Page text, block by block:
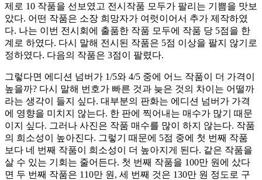
제로 10 작품을 선보였고 전시작품 모두가 팔리는 기쁨을 맛보
았다. 어떤 작품은 소장 희망자가 여럿이어서 추가 제작하였
다. 나는 이번 전시회에 출품한 작품 모두에 작품 당 5점을 한
계로 하였다. 다시 말해 전시된 작품은 5점 이상을 팔지 않기로
정하였다. 다음의 작품은 3점이 팔렸다.
그렇다면 에디션 넘버가 1/5와 4/5 중에 어느 작품이 더 가격이
높을까? 다시 말해 번호가 빠른 것과 늦은 것의 차이는 어떨까
라는 생각이 들지 싶다. 대부분의 판화는 에디션 넘버가 가격
에 영향을 미치지 않는다. 한 판에 찍어내는 매수가 많기 때문
이지 싶다. 그러나 사진은 작품 매수를 많이 하지 않는다. 작품
의 희소성이 높아진다. 그렇기 때문에 5점 중에 첫 번째 작품
보다 네 번째 작품이 희소성이 더 높아지게 된다. 같은 작품을
살 수 있는 기회는 줄어든다. 첫 번째 작품을 100만 원에 샀다
면 두 번째 작품은 110만 원, 세 번째 것은 130만 원 정도로 구